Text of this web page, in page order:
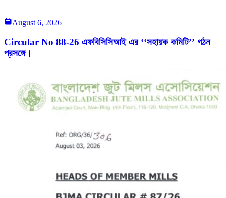
August 6, 2026
Circular No 88-26 এফবিসিসিআই এর ‘‘সহায়ক কমিটি’’ গঠন
প্রসঙ্গে।